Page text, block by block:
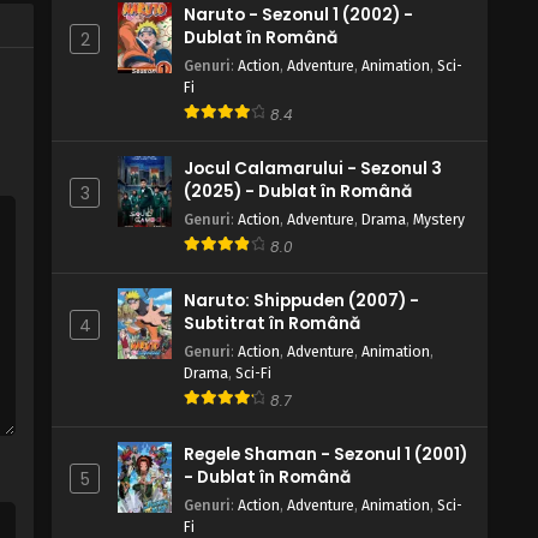
2
Naruto - Sezonul 1 (2002) -
Dublat în Română
Genuri: Action, Adventure, Animation, Sci-
Fi
8.4
3
Jocul Calamarului - Sezonul 3
(2025) - Dublat în Română
Genuri: Action, Adventure, Drama, Mystery
8.0
4
Naruto: Shippuden (2007) -
Subtitrat în Română
Genuri: Action, Adventure, Animation,
Drama, Sci-Fi
8.7
5
Regele Shaman - Sezonul 1 (2001)
- Dublat în Română
Genuri: Action, Adventure, Animation, Sci-
Fi